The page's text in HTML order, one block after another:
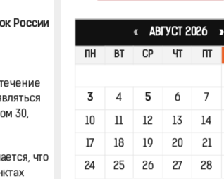
России
30,
что
«АВГУСТ 2026 »
ПН ВТ СР ЧТ ПТ
3 4 5 6 7
10 11 12 13 14
17 18 19 20 21
24 25 26 27 28